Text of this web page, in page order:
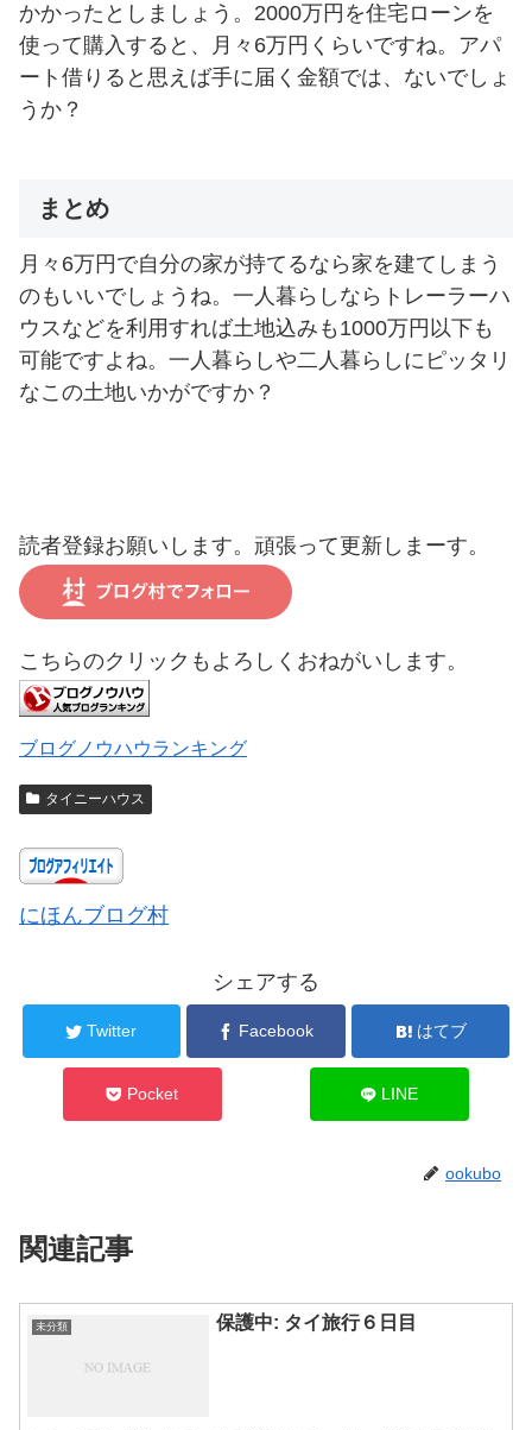
かかったとしましょう。2000万円を住宅ローンを
使って購入すると、月々6万円くらいですね。アパ
ート借りると思えば手に届く金額では、ないでしょ
うか？
まとめ
月々6万円で自分の家が持てるなら家を建てしまう
のもいいでしょうね。一人暮らしならトレーラーハ
ウスなどを利用すれば土地込みも1000万円以下も
可能ですよね。一人暮らしや二人暮らしにピッタリ
なこの土地いかがですか？
読者登録お願いします。頑張って更新しまーす。
こちらのクリックもよろしくおねがいします。
ブログノウハウランキング
タイニーハウス
にほんブログ村
シェアする
Twitter Facebook はてブ
Pocket LINE
ookubo
関連記事
未分類 保護中: タイ旅行６日目